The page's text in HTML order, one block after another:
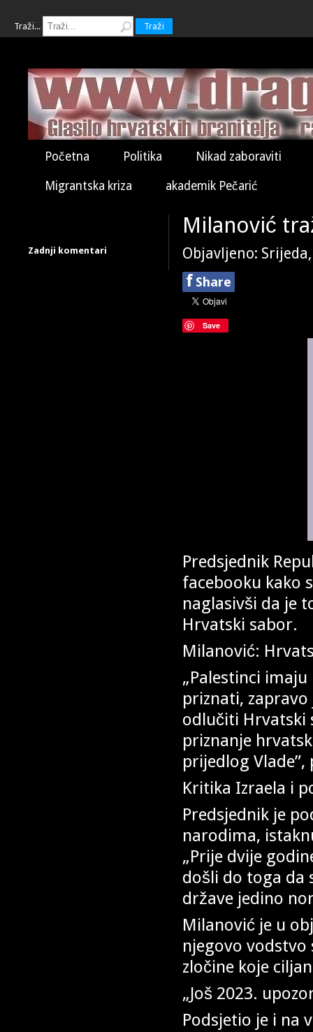
Traži... Traži
Početna Politika Nikad zaboraviti
Migrantska kriza akademik Pečarić
Zadnji komentari
Milanović
Objavljeno:
f Share
Save
Predsjednik
facebooku kako
naglasivši da je
Hrvatski sabor.
Milanović:
„Palestinci
priznati,
odlučiti Hrvatski
priznanje
prijedlog
Kritika Izraela i
Predsjednik je
narodima,
„Prije dvije
došli do toga da
države jedino
Milanović je u
njegovo
zločine koje
„Još 2023.
Podsjetio je i na